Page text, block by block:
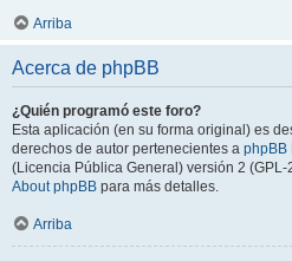
Arriba
Acerca de phpBB
¿Quién programó este foro?
Esta aplicación (en su forma original) es
derechos de autor pertenecientes a phpBB
(Licencia Pública General) versión 2
About phpBB para más detalles.
Arriba